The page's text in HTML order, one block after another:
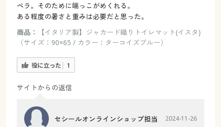
ペラ。そのために端っこがめくれる。
ある程度の暑さと重みは必要だと思った。
商品：
【イタリア製】ジャカード織りトイレマット(イスタ)
（サイズ：90×65 / カラー：ターコイズブルー）
役に立った 1
サイトからの返信
セシールオンラインショップ担当 2024-11-26